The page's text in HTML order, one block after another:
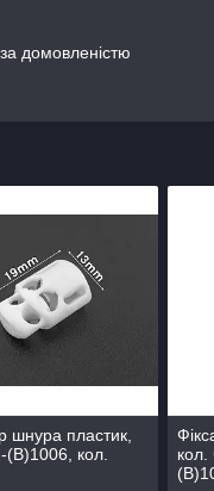
домовленістю
шнура пластик,
кол.